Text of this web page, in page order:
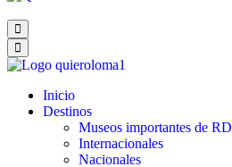
Inicio
Destinos
Museos importantes de RD
Internacionales
Nacionales